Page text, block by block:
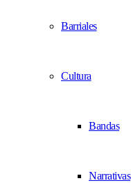
Barriales
Cultura
Bandas
Narrativas